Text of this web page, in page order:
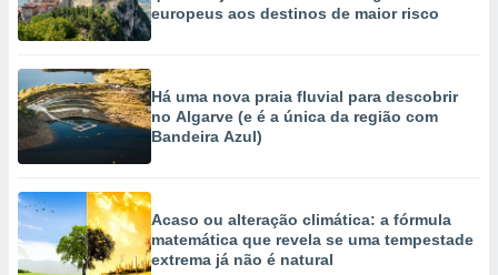
europeus aos destinos de maior risco
Há uma nova praia fluvial para descobrir
no Algarve (e é a única da região com
Bandeira Azul)
Acaso ou alteração climática: a fórmula
matemática que revela se uma tempestade
extrema já não é natural